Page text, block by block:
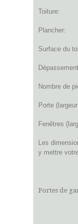
Toiture:
Plancher:
Surface du
Nombre de
Porte
Fenêtres
Les
y mettre
Portes de